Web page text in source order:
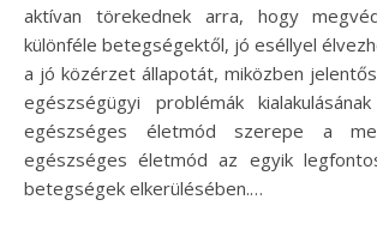
aktívan törekednek arra, hogy
különféle betegségektől, jó eséllyel
a jó közérzet állapotát, miközben
egészségügyi problémák
egészséges életmód szerepe a
egészséges életmód az egyik
betegségek elkerülésében.…